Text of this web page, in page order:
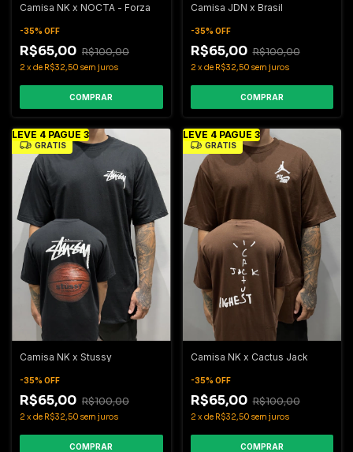
Camisa NK x NOCTA - Forza
-35% OFF
R$65,00 R$100,00
2 xde R$32,50 sem juros
COMPRAR
Camisa JDN x Brasil
-35% OFF
R$65,00 R$100,00
2 xde R$32,50 sem juros
COMPRAR
LEVE 4 PAGUE 3
GRÁTIS
Camisa NK x Stussy
-35% OFF
R$65,00 R$100,00
2 x de R$32,50 sem juros
COMPRAR
LEVE 4 PAGUE 3
GRÁTIS
Camisa NK x Cactus Jack
-35% OFF
R$65,00 R$100,00
2 x de R$32,50 sem juros
COMPRAR